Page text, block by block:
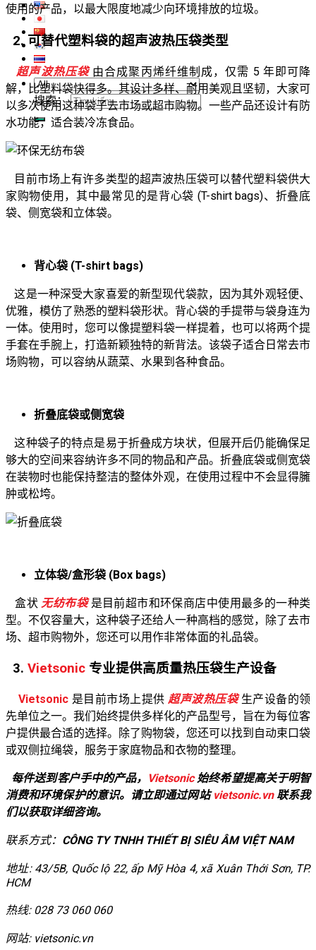
搜索：
使用的产品，以最大限度地减少向环境排放的垃圾。
2. 可替代塑料袋的超声波热压袋类型
超声波热压袋由合成聚丙烯纤维制成，仅需 5 年即可降
解，比塑料袋快得多。其设计多样、耐用美观且坚韧，大家可
以多次使用这种袋子去市场或超市购物。一些产品还设计有防
水功能，适合装冷冻食品。
目前市场上有许多类型的超声波热压袋可以替代塑料袋供大
家购物使用，其中最常见的是背心袋 (T-shirt bags)、折叠底
袋、侧宽袋和立体袋。
背心袋 (T-shirt bags)
这是一种深受大家喜爱的新型现代袋款，因为其外观轻便、
优雅，模仿了熟悉的塑料袋形状。背心袋的手提带与袋身连为
一体。使用时，您可以像提塑料袋一样提着，也可以将两个提
手套在手腕上，打造新颖独特的新背法。该袋子适合日常去市
场购物，可以容纳从蔬菜、水果到各种食品。
折叠底袋或侧宽袋
这种袋子的特点是易于折叠成方块状，但展开后仍能确保足
够大的空间来容纳许多不同的物品和产品。折叠底袋或侧宽袋
在装物时也能保持整洁的整体外观，在使用过程中不会显得臃
肿或松垮。
立体袋/盒形袋 (Box bags)
盒状 无纺布袋 是目前超市和环保商店中使用最多的一种类
型。不仅容量大，这种袋子还给人一种高档的感觉，除了去市
场、超市购物外，您还可以用作非常体面的礼品袋。
3. Vietsonic 专业提供高质量热压袋生产设备
Vietsonic 是目前市场上提供 超声波热压袋生产设备的领
先单位之一。我们始终提供多样化的产品型号，旨在为每位客
户提供最合适的选择。除了购物袋，您还可以找到自动束口袋
或双侧拉绳袋，服务于家庭物品和衣物的整理。
每件送到客户手中的产品， Vietsonic始终希望提高关于明智
消费和环境保护的意识。请立即通过网站vietsonic.vn 联系我
们以获取详细咨询。
联系方式： CÔNG TY TNHH THIẾT BỊ SIÊU ÂM VIỆT NAM
地址: 43/5B, Quốc lộ 22, ấp Mỹ Hòa 4, xã Xuân Thới Sơn, TP.
HCM
热线: 028 73 060 060
网站: vietsonic.vn